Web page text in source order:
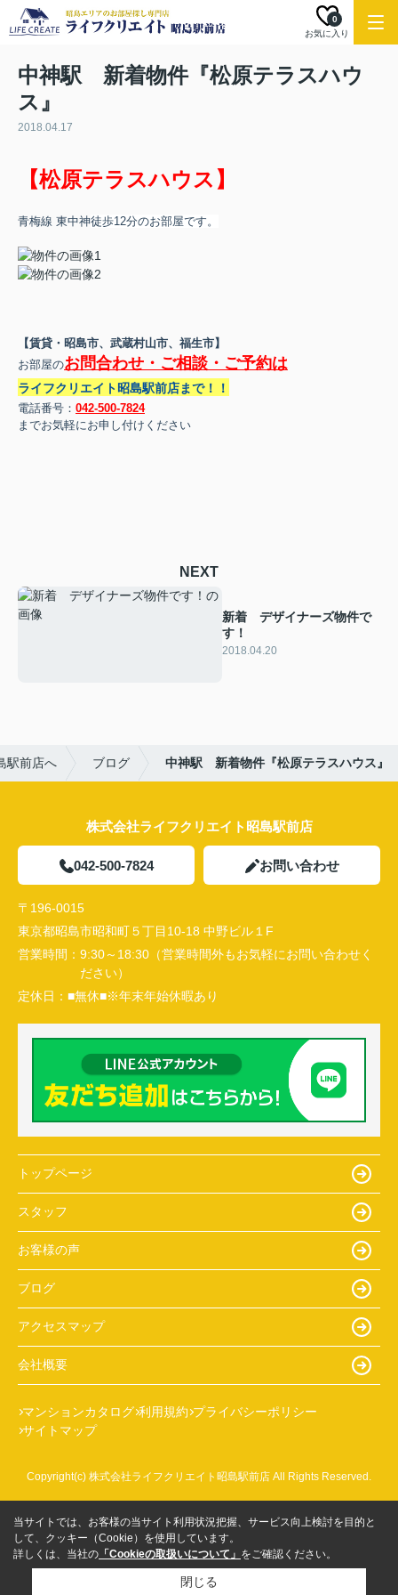
お気に入り
0
中神駅 新着物件『松原テラスハウ
ス』
2018.04.17
【松原テラスハウス】
青梅線 東中神徒歩12分のお部屋です。
【賃貸・昭島市、武蔵村山市、福生市】
お部屋のお問合わせ・ご相談・ご予約は
ライフクリエイト昭島駅前店まで！！
電話番号： 042-500-7824
までお気軽にお申し付けください
NEXT
新着 デザイナーズ物件で
す！
2018.04.20
駅前店へ ブログ 中神駅 新着物件『松原テラスハウス』
株式会社ライフクリエイト昭島駅前店
042-500-7824 お問い合わせ
〒196-0015
東京都昭島市昭和町５丁目10-18 中野ビル１F
営業時間： 9:30～18:30（営業時間外もお気軽にお問い合わせく
ださい）
定休日： ■無休■※年末年始休暇あり
トップページ
スタッフ
お客様の声
ブログ
アクセスマップ
会社概要
マンションカタログ 利用規約 プライバシーポリシー
サイトマップ
Copyright(c) 株式会社ライフクリエイト昭島駅前店 All Rights Reserved.
当サイトでは、お客様の当サイト利用状況把握、サービス向上検討を目的と
して、クッキー（Cookie）を使用しています。
詳しくは、当社の 「Cookieの取扱いについて」 をご確認ください。
閉じる